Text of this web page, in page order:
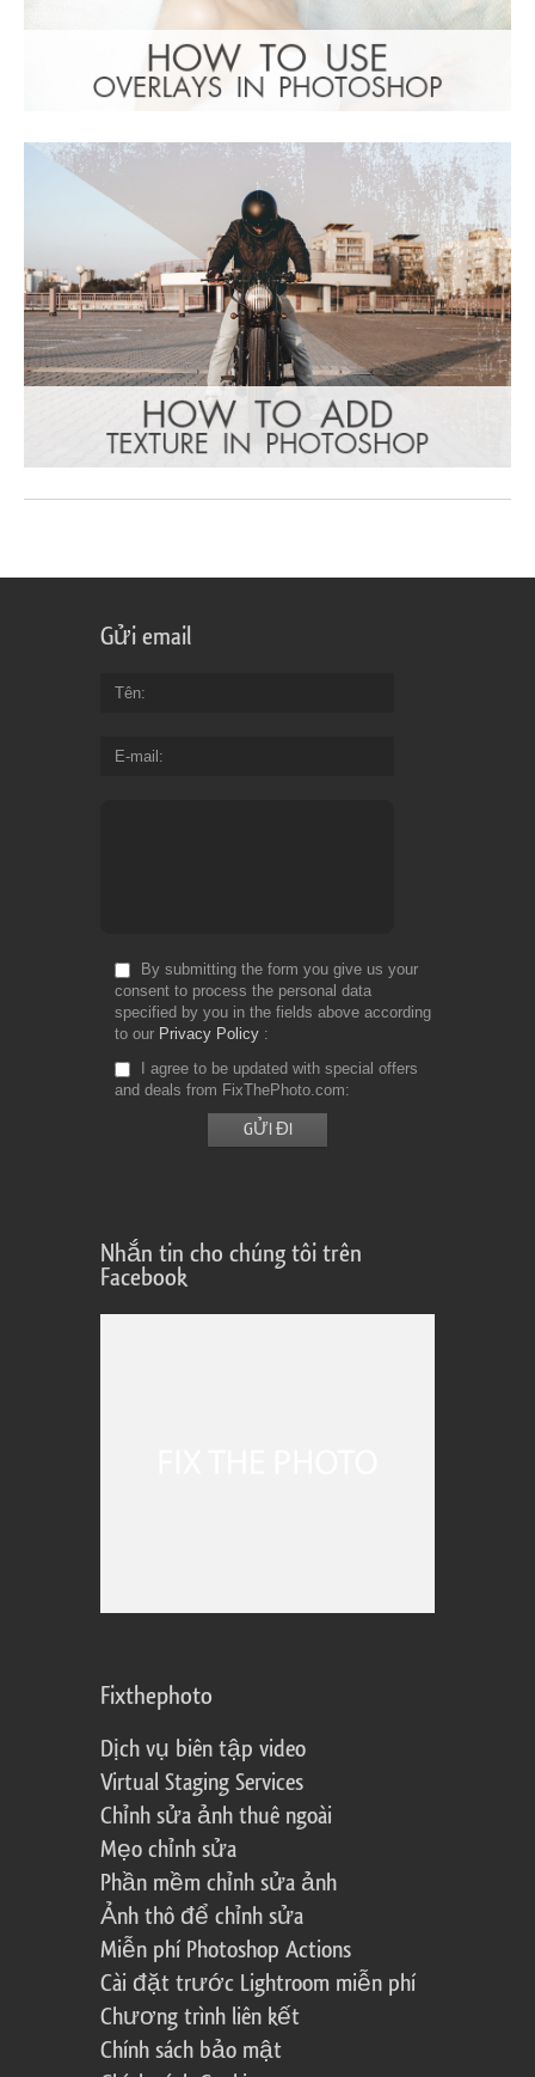
Gửi email
Tên
E-mail
By submitting the form you give us your
consent to process the personal data
specified by you in the fields above according
to our Privacy Policy
I agree to be updated with special offers
and deals from FixThePhoto.com
Nhắn tin cho chúng tôi trên
Facebook
Fixthephoto
Dịch vụ biên tập video
Virtual Staging Services
Chỉnh sửa ảnh thuê ngoài
Mẹo chỉnh sửa
Phần mềm chỉnh sửa ảnh
Ảnh thô để chỉnh sửa
Miễn phí Photoshop Actions
Cài đặt trước Lightroom miễn phí
Chương trình liên kết
Chính sách bảo mật